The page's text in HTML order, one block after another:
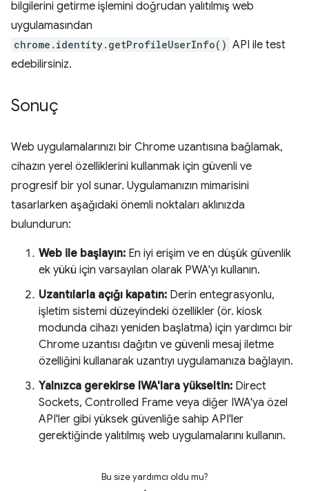
bilgilerini getirme işlemini doğrudan yalıtılmış web
uygulamasından
chrome.identity.getProfileUserInfo() API ile test
edebilirsiniz.
Sonuç
Web uygulamalarınızı bir Chrome uzantısına bağlamak,
cihazın yerel özelliklerini kullanmak için güvenli ve
progresif bir yol sunar. Uygulamanızın mimarisini
tasarlarken aşağıdaki önemli noktaları aklınızda
bulundurun:
Web ile başlayın: En iyi erişim ve en düşük güvenlik
ek yükü için varsayılan olarak PWA'yı kullanın.
Uzantılarla açığı kapatın: Derin entegrasyonlu,
işletim sistemi düzeyindeki özellikler (ör. kiosk
modunda cihazı yeniden başlatma) için yardımcı bir
Chrome uzantısı dağıtın ve güvenli mesaj iletme
özelliğini kullanarak uzantıyı uygulamanıza bağlayın.
Yalnızca gerekirse IWA'lara yükseltin: Direct
Sockets, Controlled Frame veya diğer IWA'ya özel
API'ler gibi yüksek güvenliğe sahip API'ler
gerektiğinde yalıtılmış web uygulamalarını kullanın.
Bu size yardımcı oldu mu?